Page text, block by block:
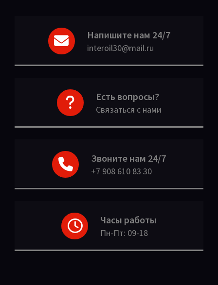
Напишите нам 24/7
interoil30@mail.ru
Есть вопросы?
Связаться с нами
Звоните нам 24/7
+7 908 610 83 30
Часы работы
Пн-Пт: 09-18